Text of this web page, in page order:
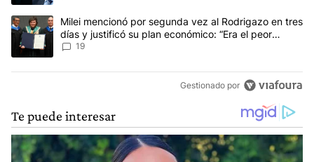
Un artículo de tendencia con el título "Milei mencionó por
Milei mencionó por segunda vez al Rodrigazo en tres
días y justificó su plan económico: “Era el peor
escenario posible”
19
Gestionado por